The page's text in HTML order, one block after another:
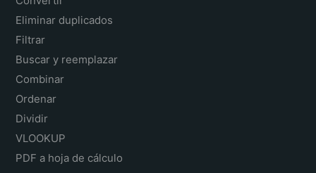
Eliminar duplicados
Filtrar
Buscar y reemplazar
Combinar
Ordenar
Dividir
VLOOKUP
PDF a hoja de cálculo